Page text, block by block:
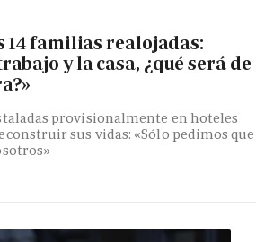
14 familias realojadas:
y la casa, ¿qué será de
provisionalmente en hoteles
sus vidas: «Sólo pedimos que